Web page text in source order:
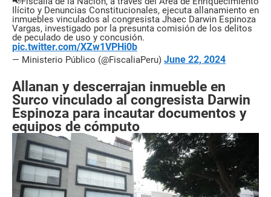
Ilícito y Denuncias Constitucionales, ejecuta allanamiento en
inmuebles vinculados al congresista Jhaec Darwin Espinoza
Vargas, investigado por la presunta comisión de los delitos
de peculado de uso y concusión.
pic.twitter.com/XZw1VPHi0b
— Ministerio Público (@FiscaliaPeru) June 22, 2024
Allanan y descerrajan inmueble en
Surco vinculado al congresista Darwin
Espinoza para incautar documentos y
equipos de cómputo